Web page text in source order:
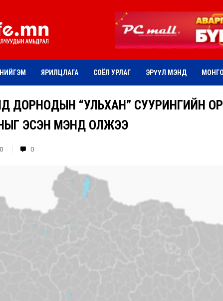
НИЙГЭМ ЯРИЛЦЛАГА СОЁЛ УРЛАГ ЭРҮҮЛ МЭНД
ДОРНОДЫН “УЛЬХАН” СУУРИНГИЙН
ЭСЭН МЭНД ОЛЖЭЭ
0